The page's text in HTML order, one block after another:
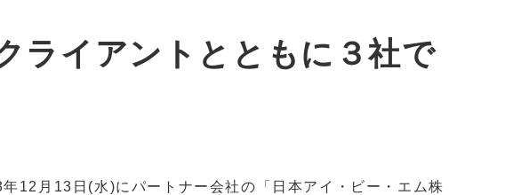
ライアントとともに３社で
12月13日(水)にパートナー会社の「日本アイ・ビー・エム株